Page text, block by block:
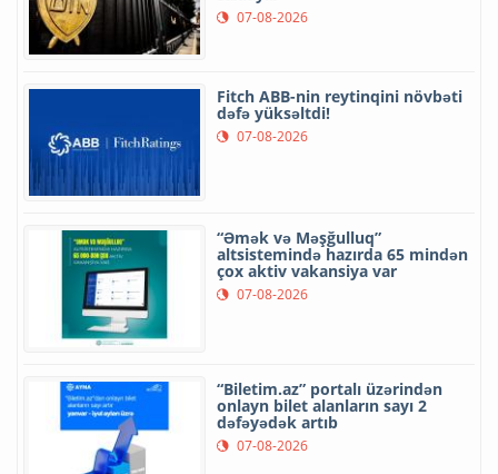
07-08-2026
Fitch ABB-nin reytinqini növbəti
dəfə yüksəltdi!
07-08-2026
“Əmək və Məşğulluq”
altsistemində hazırda 65 mindən
çox aktiv vakansiya var
07-08-2026
“Biletim.az” portalı üzərindən
onlayn bilet alanların sayı 2
dəfəyədək artıb
07-08-2026